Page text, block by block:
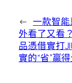
← 一款智
外看了又看
品憑借實打
實的“省”贏